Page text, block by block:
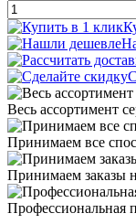
Весь ассортимент
Принимаем все
Принимаем заказы
Профессиональная